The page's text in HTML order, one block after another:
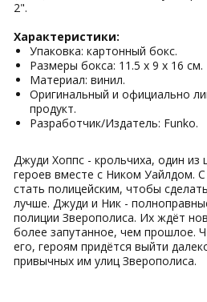
2".
Характеристики:
Упаковка: картонный бокс.
Размеры бокса: 11.5 х 9 х 16 см.
Материал: винил.
Оригинальный и официально
продукт.
Разработчик/Издатель: Funko.
Джуди Хоппс - крольчиха, один из
героев вместе с Ником Уайлдом.
стать полицейским, чтобы
лучше. Джуди и Ник -
полиции Зверополиса. Их ждёт
более запутанное, чем прошлое.
его, героям придётся выйти
привычных им улиц Зверополиса.